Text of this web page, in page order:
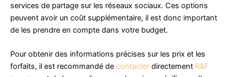
services de partage sur les réseaux sociaux. Ces options
peuvent avoir un coût supplémentaire, il est donc important
de les prendre en compte dans votre budget.
Pour obtenir des informations précises sur les prix et les
forfaits, il est recommandé de contacter directement R&F